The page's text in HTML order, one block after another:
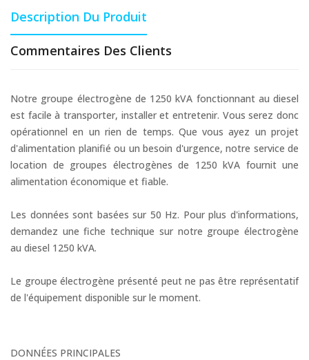
Description Du Produit
Commentaires Des Clients
Notre groupe électrogène de 1250 kVA fonctionnant au diesel
est facile à transporter, installer et entretenir. Vous serez donc
opérationnel en un rien de temps. Que vous ayez un projet
d'alimentation planifié ou un besoin d'urgence, notre service de
location de groupes électrogènes de 1250 kVA fournit une
alimentation économique et fiable.
Les données sont basées sur 50 Hz. Pour plus d'informations,
demandez une fiche technique sur notre groupe électrogène
au diesel 1250 kVA.
Le groupe électrogène présenté peut ne pas être représentatif
de l'équipement disponible sur le moment.
DONNÉES PRINCIPALES